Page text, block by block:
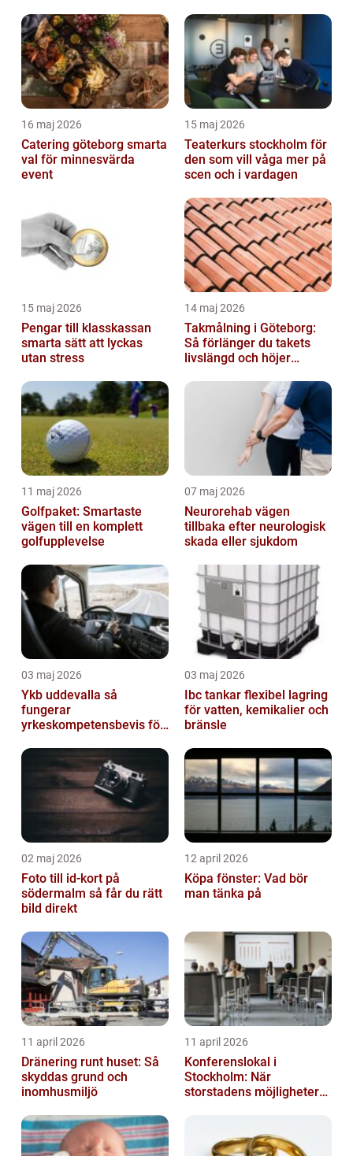
16 maj 2026
Catering göteborg smarta
val för minnesvärda
event
15 maj 2026
Teaterkurs stockholm för
den som vill våga mer på
scen och i vardagen
15 maj 2026
Pengar till klasskassan
smarta sätt att lyckas
utan stress
14 maj 2026
Takmålning i Göteborg:
Så förlänger du takets
livslängd och höjer
11 maj 2026
Golfpaket: Smartaste
vägen till en komplett
golfupplevelse
07 maj 2026
Neurorehab vägen
tillbaka efter neurologisk
skada eller sjukdom
03 maj 2026
Ykb uddevalla så
fungerar
yrkeskompetensbevis för
03 maj 2026
Ibc tankar flexibel lagring
för vatten, kemikalier och
bränsle
02 maj 2026
Foto till id-kort på
södermalm så får du rätt
bild direkt
12 april 2026
Köpa fönster: Vad bör
man tänka på
11 april 2026
Dränering runt huset: Så
skyddas grund och
inomhusmiljö
11 april 2026
Konferenslokal i
Stockholm: När
storstadens möjligheter